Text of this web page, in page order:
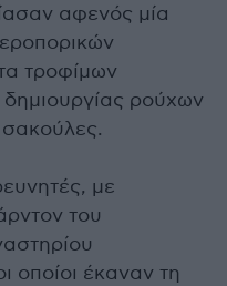
αφενός μία
τροφίμων
ρούχων
με
του
οποίοι έκαναν τη